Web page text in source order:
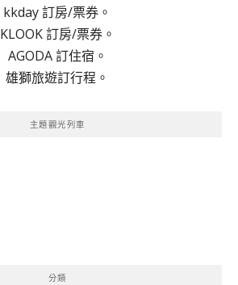
kkday 訂房/票券。
KLOOK 訂房/票券。
AGODA 訂住宿。
雄獅旅遊訂行程。
主題觀光列車
分類